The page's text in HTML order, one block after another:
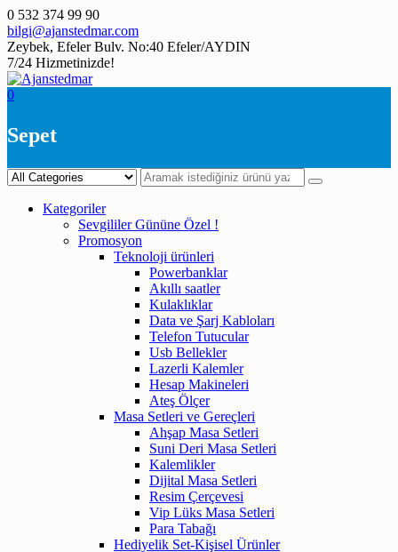
Skip
to
content
0 532 374 99 90
bilgi@ajanstedmar.com
Zeybek, Efeler Bulv. No:40 Efeler/AYDIN
7/24 Hizmetinizde!
0
Sepet
Kategoriler
Sevgililer Gününe Özel !
Promosyon
Teknoloji ürünleri
Powerbanklar
Akıllı saatler
Kulaklıklar
Data ve Şarj Kabloları
Telefon Tutucular
Usb Bellekler
Lazerli Kalemler
Hesap Makineleri
Ateş Ölçer
Masa Setleri ve Gereçleri
Ahşap Masa Setleri
Suni Deri Masa Setleri
Kalemlikler
Dijital Masa Setleri
Resim Çerçevesi
Vip Lüks Masa Setleri
Para Tabağı
Hediyelik Set-Kişisel Ürünler